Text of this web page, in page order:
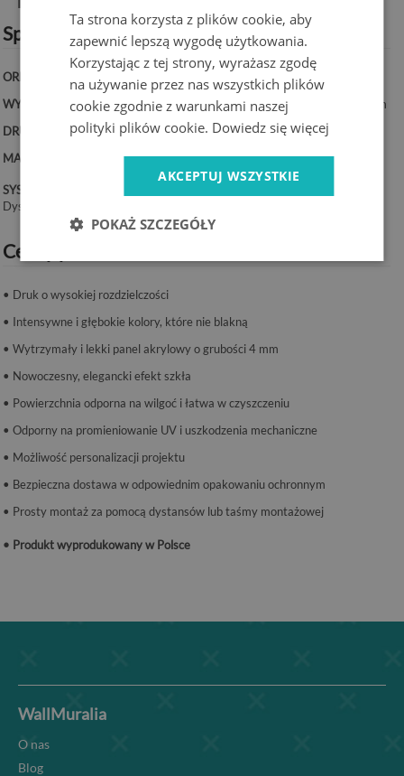
Specyfikacja techniczna:
ORIENTACJA:
Pionowa
WYMIARY:
50x100 cm, 50x125 cm, 70x100 cm, 60x120 cm, 70x140 cm
DRUK:
UV – trwałe kolory
MATERIAŁ:
Akryl, grubość 4 mm
SYSTEM MONTAŻU:
Dystanse lub taśma montażowa.
Cechy produktu:
• Druk o wysokiej rozdzielczości
• Intensywne i głębokie kolory, które nie blakną
• Wytrzymały i lekki panel akrylowy o grubości 4 mm
• Nowoczesny, elegancki efekt szkła
• Powierzchnia odporna na wilgoć i łatwa w czyszczeniu
• Odporny na promieniowanie UV i uszkodzenia mechaniczne
• Możliwość personalizacji projektu
• Bezpieczna dostawa w odpowiednim opakowaniu ochronnym
• Prosty montaż za pomocą dystansów lub taśmy montażowej
• Produkt wyprodukowany w Polsce
WallMuralia
O nas
Blog
Ta strona korzysta z plików cookie, aby
zapewnić lepszą wygodę użytkowania.
Korzystając z tej strony, wyrażasz zgodę
na używanie przez nas wszystkich plików
cookie zgodnie z warunkami naszej
polityki plików cookie. Dowiedz się więcej
AKCEPTUJ WSZYSTKIE
POKAŻ SZCZEGÓŁY